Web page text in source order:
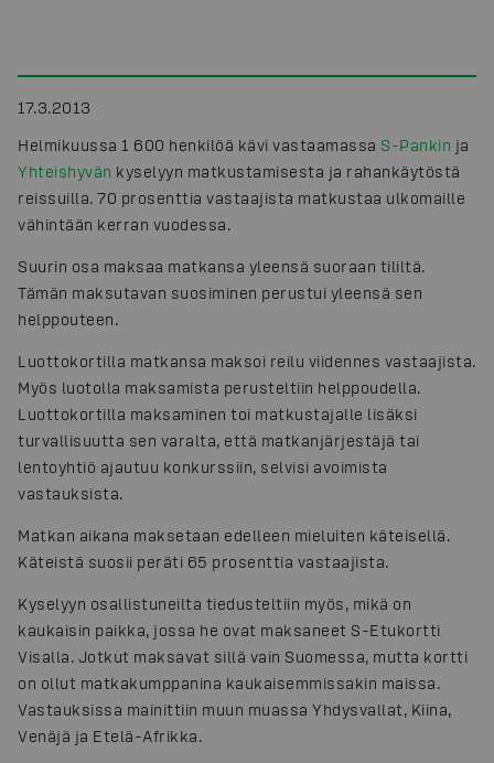
17.3.2013
Helmikuussa 1 600 henkilöä kävi vastaamassa S-Pankin ja
Yhteishyvän kyselyyn matkustamisesta ja rahankäytöstä
reissuilla. 70 prosenttia vastaajista matkustaa ulkomaille
vähintään kerran vuodessa.
Suurin osa maksaa matkansa yleensä suoraan tililtä.
Tämän maksutavan suosiminen perustui yleensä sen
helppouteen.
Luottokortilla matkansa maksoi reilu viidennes vastaajista.
Myös luotolla maksamista perusteltiin helppoudella.
Luottokortilla maksaminen toi matkustajalle lisäksi
turvallisuutta sen varalta, että matkanjärjestäjä tai
lentoyhtiö ajautuu konkurssiin, selvisi avoimista
vastauksista.
Matkan aikana maksetaan edelleen mieluiten käteisellä.
Käteistä suosii peräti 65 prosenttia vastaajista.
Kyselyyn osallistuneilta tiedusteltiin myös, mikä on
kaukaisin paikka, jossa he ovat maksaneet S-Etukortti
Visalla. Jotkut maksavat sillä vain Suomessa, mutta kortti
on ollut matkakumppanina kaukaisemmissakin maissa.
Vastauksissa mainittiin muun muassa Yhdysvallat, Kiina,
Venäjä ja Etelä-Afrikka.